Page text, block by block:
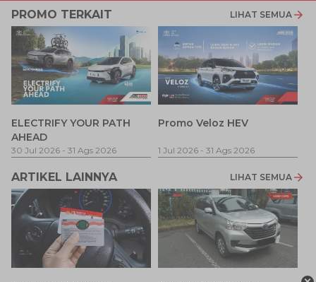
PROMO TERKAIT LIHAT SEMUA
ELECTRIFY YOUR PATH
AHEAD
30 Jul 2026 - 31 Ags 2026
Promo Veloz HEV
1 Jul 2026 - 31 Ags 2026
ARTIKEL LAINNYA LIHAT SEMUA